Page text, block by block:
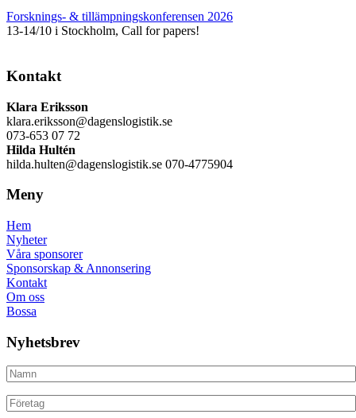
Forsknings- & tillämpningskonferensen 2026
13-14/10 i Stockholm, Call for papers!
Kontakt
Klara Eriksson
klara.eriksson@dagenslogistik.se
073-653 07 72
Hilda Hultén
hilda.hulten@dagenslogistik.se 070-4775904
Meny
Hem
Nyheter
Våra sponsorer
Sponsorskap & Annonsering
Kontakt
Om oss
Bossa
Nyhetsbrev